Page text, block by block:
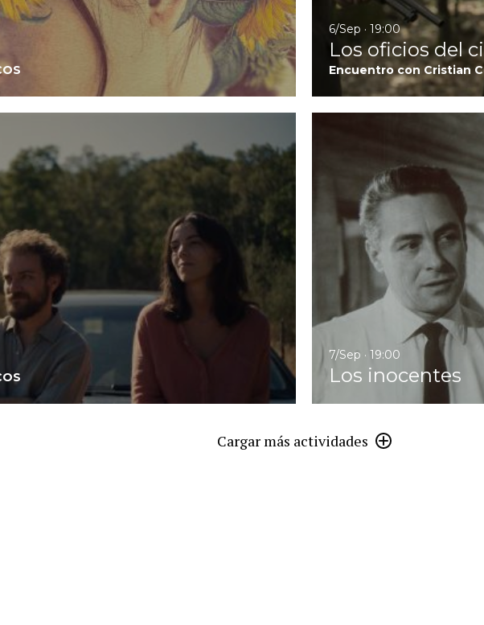
6/Sep · 19:00
Los oficios del
Encuentro con Cristian
7/Sep · 19:00
Los inocentes
Cargar más actividades